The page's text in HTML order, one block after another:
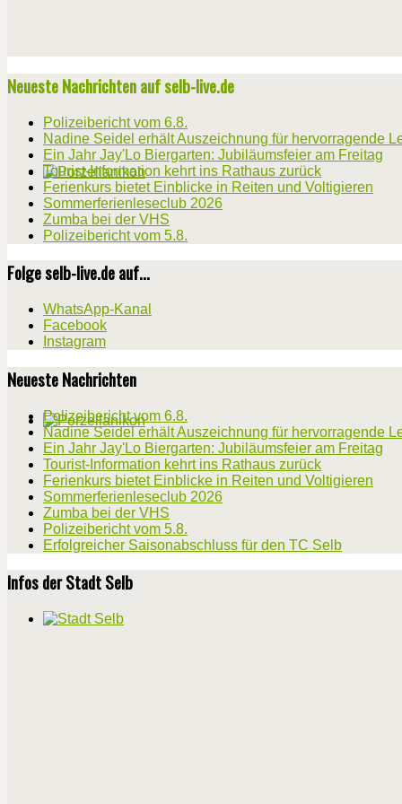
Neueste Nachrichten auf selb-live.de
Polizeibericht vom 6.8.
Nadine Seidel erhält Auszeichnung für hervorragende
Ein Jahr Jay'Lo Biergarten: Jubiläumsfeier am Freitag
Tourist-Information kehrt ins Rathaus zurück
Ferienkurs bietet Einblicke in Reiten und Voltigieren
Sommerferienleseclub 2026
Zumba bei der VHS
Polizeibericht vom 5.8.
Folge selb-live.de auf...
WhatsApp-Kanal
Facebook
Instagram
Neueste Nachrichten
Polizeibericht vom 6.8.
Nadine Seidel erhält Auszeichnung für hervorragende
Ein Jahr Jay'Lo Biergarten: Jubiläumsfeier am Freitag
Tourist-Information kehrt ins Rathaus zurück
Ferienkurs bietet Einblicke in Reiten und Voltigieren
Sommerferienleseclub 2026
Zumba bei der VHS
Polizeibericht vom 5.8.
Erfolgreicher Saisonabschluss für den TC Selb
Infos der Stadt Selb